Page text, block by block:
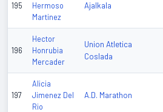
195
Hermoso
Martinez
Ajalkala
196
Hector
Honrubia
Mercader
Union Atletica
Coslada
197
Alicia
Jimenez Del
Rio
A.D. Marathon